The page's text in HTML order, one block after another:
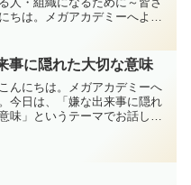
ちは。メガアカデミーへよう
と、どのようなことを思い浮
ょうか。ルール...
事に隠れた大切な意味
んにちは。メガアカデミーへ
今日は、「嫌な出来事に隠れ
味」というテーマでお話しし
上司や部下との...